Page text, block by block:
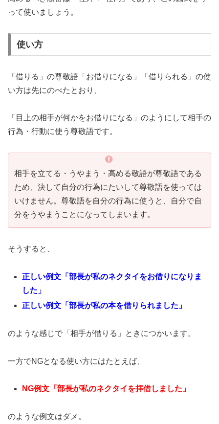
って使いましょう。
使い方
「借りる」の尊敬語「お借りになる」「借りられる」の使
い方は先にのべたとおり、
「目上の相手が何かをお借りになる」のようにして相手の
行為・行動に使う尊敬語です。
相手を立てる・うやまう・高める敬語が尊敬語である
ため、決して自分の行為にたいして尊敬語を使っては
いけません。尊敬語を自分の行為に使うと、自分で自
分をうやまうことになってしまいます。
そうすると、
正しい例文「部長が私のネクタイをお借りになりま
した」
正しい例文「部長が私の本を借りられました」
のような感じで「相手が借りる」ときにつかいます。
一方でNGとなる使い方にはたとえば、
NG例文「部長が私のネクタイを拝借しました」
のような例文はダメ。